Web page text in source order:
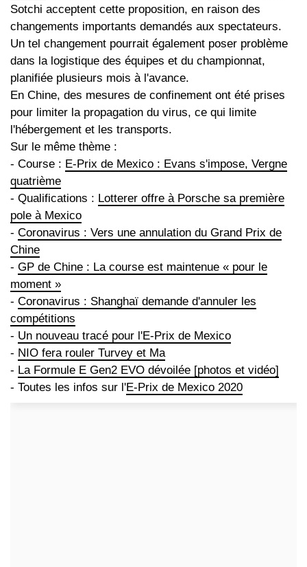
Sotchi acceptent cette proposition, en raison des
changements importants demandés aux spectateurs.
Un tel changement pourrait également poser problème
dans la logistique des équipes et du championnat,
planifiée plusieurs mois à l'avance.
En Chine, des mesures de confinement ont été prises
pour limiter la propagation du virus, ce qui limite
l'hébergement et les transports.
Sur le même thème :
- Course : E-Prix de Mexico : Evans s'impose, Vergne
quatrième
- Qualifications : Lotterer offre à Porsche sa première
pole à Mexico
- Coronavirus : Vers une annulation du Grand Prix de
Chine
- GP de Chine : La course est maintenue « pour le
moment »
- Coronavirus : Shanghaï demande d'annuler les
compétitions
- Un nouveau tracé pour l'E-Prix de Mexico
- NIO fera rouler Turvey et Ma
- La Formule E Gen2 EVO dévoilée [photos et vidéo]
- Toutes les infos sur l'E-Prix de Mexico 2020